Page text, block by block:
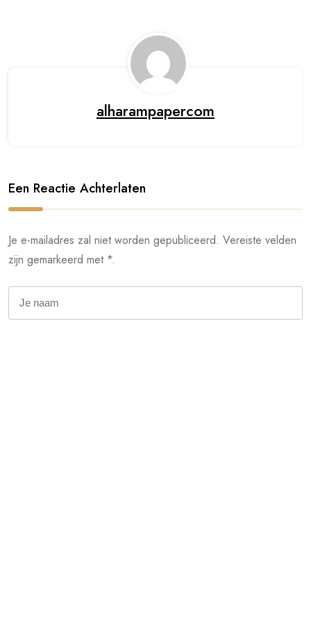
alharampapercom
Een Reactie Achterlaten
Je e-mailadres zal niet worden gepubliceerd. Vereiste velden
zijn gemarkeerd met *.